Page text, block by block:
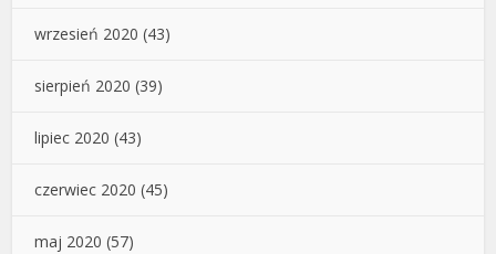
wrzesień 2020 (43)
sierpień 2020 (39)
lipiec 2020 (43)
czerwiec 2020 (45)
maj 2020 (57)